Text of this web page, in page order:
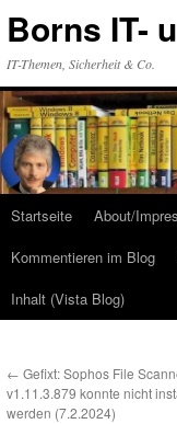
Inhalt
Borns IT-
IT-Themen, Sicherheit & Co.
Startseite About/
Kommentieren im Blog
Inhalt (Vista Blog)
← Gefixt: Sophos File
v1.11.3.879 konnte nicht
werden (7.2.2024)